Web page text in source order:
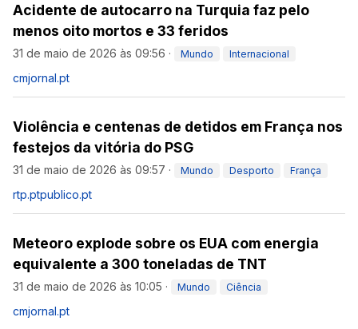
Acidente de autocarro na Turquia faz pelo
menos oito mortos e 33 feridos
31 de maio de 2026 às 09:56 · Mundo Internacional
cmjornal.pt
Violência e centenas de detidos em França nos
festejos da vitória do PSG
31 de maio de 2026 às 09:57 · Mundo Desporto França
rtp.ptpublico.pt
Meteoro explode sobre os EUA com energia
equivalente a 300 toneladas de TNT
31 de maio de 2026 às 10:05 · Mundo Ciência
cmjornal.pt